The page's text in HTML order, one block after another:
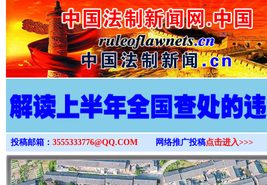
>
投稿邮箱： 3555333776@QQ.COM 网络推广投稿点击进入>>>